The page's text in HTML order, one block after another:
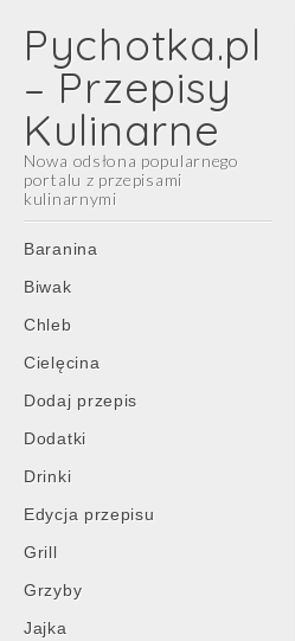
Pychotka.pl
– Przepisy
Kulinarne
Nowa odsłona popularnego
portalu z przepisami
kulinarnymi
Main
menu
Skip
content
Baranina
Biwak
Chleb
Cielęcina
Dodaj przepis
Dodatki
Drinki
Edycja przepisu
Grill
Grzyby
Jajka